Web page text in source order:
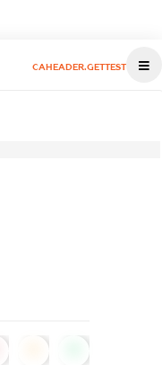
CAHEADER.GETTEST